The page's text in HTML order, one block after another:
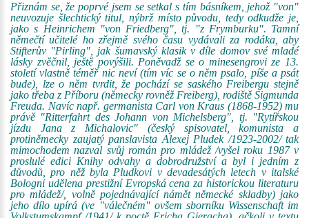
Přiznám se, že poprvé jsem se setkal s tím básníkem, jehož "von"
neuvozuje šlechtický titul, nýbrž místo původu, tedy odkudže je,
jako s Heinrichem "von Friedberg", tj. "z Frymburku". Tamní
němečtí učitelé ho zřejmě svého času vydávali za rodáka, aby
Stifterův "Pirling", jak šumavský klasik v díle domov své mladé
lásky zvěčnil, ještě povýšili. Poněvadž se o minesengrovi ze 13.
století vlastně téměř nic neví (tím víc se o něm psalo, píše a psát
bude), lze o něm tvrdit, že pochází se saského Freibergu stejně
jako třeba z Příboru (německy rovněž Freiberg), rodiště Sigmunda
Freuda. Navíc např. germanista Carl von Kraus (1868-1952) mu
právě "Ritterfahrt des Johann von Michelsberg", tj. "Rytířskou
jízdu Jana z Michalovic" (český spisovatel, komunista a
protiněmecky zaujatý panslavista Alexej Pludek /1923-2002/ tak
mimochodem nazval svůj román pro mládež /vyšel roku 1987 v
proslulé edici Knihy odvahy a dobrodružství a byl i jedním z
důvodů, pro něž byla Pludkovi v devadesátých letech v italské
Bologni udělena prestižní Evropská cena za historickou literaturu
pro mládež/, volně pojednávající námět německé skladby) jako
jeho dílo upírá (ve "válečném" ovšem sborníku Wissenschaft im